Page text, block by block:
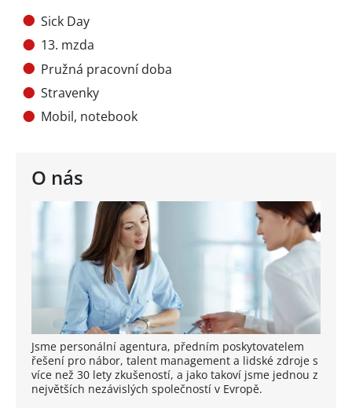
O nás
Jsme personální agentura, předním poskytovatelem
řešení pro nábor, talent management a lidské zdroje s
více než 30 lety zkušeností, a jako takoví jsme jednou z
největších nezávislých společností v Evropě.
Sick Day
13. mzda
Pružná pracovní doba
Stravenky
Mobil, notebook